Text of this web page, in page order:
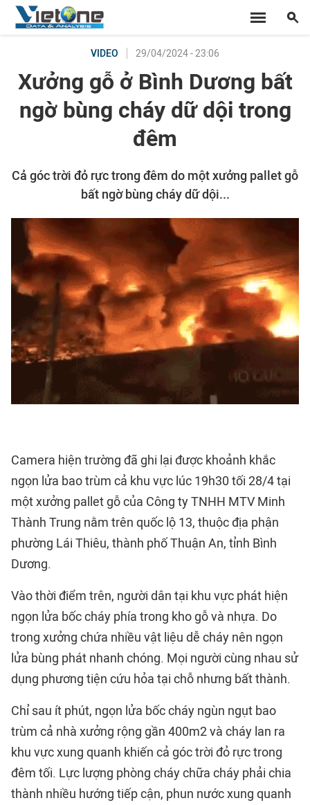
VIDEO 29/04/2024 - 23:06
Xưởng gỗ ở Bình Dương bất
ngờ bùng cháy dữ dội trong
đêm
Cả góc trời đỏ rực trong đêm do một xưởng pallet gỗ
bất ngờ bùng cháy dữ dội...
Camera hiện trường đã ghi lại được khoảnh khắc
ngọn lửa bao trùm cả khu vực lúc 19h30 tối 28/4 tại
một xưởng pallet gỗ của Công ty TNHH MTV Minh
Thành Trung nằm trên quốc lộ 13, thuộc địa phận
phường Lái Thiêu, thành phố Thuận An, tỉnh Bình
Dương.
Vào thời điểm trên, người dân tại khu vực phát hiện
ngọn lửa bốc cháy phía trong kho gỗ và nhựa. Do
trong xưởng chứa nhiều vật liệu dễ cháy nên ngọn
lửa bùng phát nhanh chóng. Mọi người cùng nhau sử
dụng phương tiện cứu hỏa tại chỗ nhưng bất thành.
Chỉ sau ít phút, ngọn lửa bốc cháy ngùn ngụt bao
trùm cả nhà xưởng rộng gần 400m2 và cháy lan ra
khu vực xung quanh khiến cả góc trời đỏ rực trong
đêm tối. Lực lượng phòng cháy chữa cháy phải chia
thành nhiều hướng tiếp cận, phun nước xung quanh